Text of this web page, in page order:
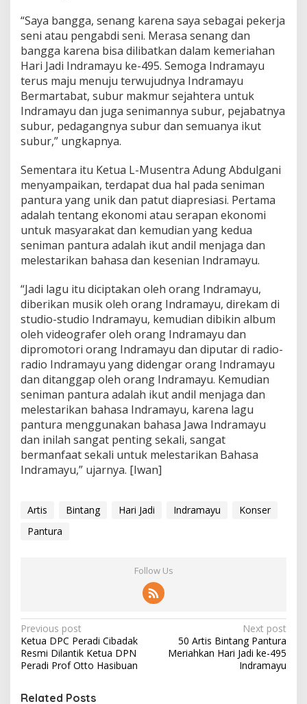
“Saya bangga, senang karena saya sebagai pekerja
seni atau pengabdi seni. Merasa senang dan
bangga karena bisa dilibatkan dalam kemeriahan
Hari Jadi Indramayu ke-495. Semoga Indramayu
terus maju menuju terwujudnya Indramayu
Bermartabat, subur makmur sejahtera untuk
Indramayu dan juga senimannya subur, pejabatnya
subur, pedagangnya subur dan semuanya ikut
subur,” ungkapnya.
Sementara itu Ketua L-Musentra Adung Abdulgani
menyampaikan, terdapat dua hal pada seniman
pantura yang unik dan patut diapresiasi. Pertama
adalah tentang ekonomi atau serapan ekonomi
untuk masyarakat dan kemudian yang kedua
seniman pantura adalah ikut andil menjaga dan
melestarikan bahasa dan kesenian Indramayu.
“Jadi lagu itu diciptakan oleh orang Indramayu,
diberikan musik oleh orang Indramayu, direkam di
studio-studio Indramayu, kemudian dibikin album
oleh videografer oleh orang Indramayu dan
dipromotori orang Indramayu dan diputar di radio-
radio Indramayu yang didengar orang Indramayu
dan ditanggap oleh orang Indramayu. Kemudian
seniman pantura adalah ikut andil menjaga dan
melestarikan bahasa Indramayu, karena lagu
pantura menggunakan bahasa Jawa Indramayu
dan inilah sangat penting sekali, sangat
bermanfaat sekali untuk melestarikan Bahasa
Indramayu,” ujarnya. [Iwan]
Artis Bintang Hari Jadi Indramayu
Konser
Pantura
Follow Us
P
o
s
t
Previous post
Ketua DPC Peradi Cibadak
Resmi Dilantik Ketua DPN
Peradi Prof Otto Hasibuan
Next post
50 Artis Bintang Pantura
Meriahkan Hari Jadi ke-495
Indramayu
Related Posts